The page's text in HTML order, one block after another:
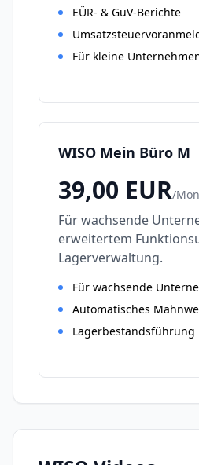
EÜR- & GuV-Berichte
Für kleine
WISO Mein Büro M
39,00 EUR/
Für wachsende
erweitertem
Lagerverwaltung.
Für wachsende
Automatisches
Lagerbestandsführung